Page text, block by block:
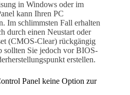
in Windows oder im
kann Ihren PC
Im schlimmsten Fall erhalten
durch einen Neustart oder
(CMOS-Clear) rückgängig
sollten Sie jedoch vor BIOS-
erstellen.
Panel keine Option zur